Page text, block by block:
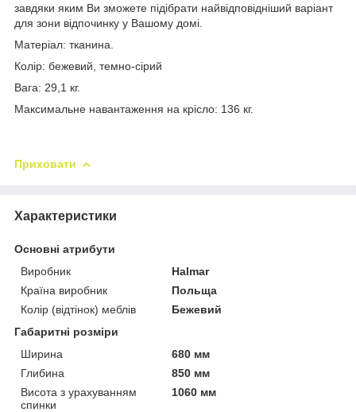
завдяки яким Ви зможете підібрати найвідповідніший варіант
для зони відпочинку у Вашому домі.
Матеріал: тканина.
Колір: бежевий, темно-сірий
Вага: 29,1 кг.
Максимальне навантаження на крісло: 136 кг.
Приховати
Характеристики
Основні атрибути
Виробник
Halmar
Країна виробник
Польща
Колір (відтінок) меблів
Бежевий
Габаритні розміри
Ширина
680 мм
Глибина
850 мм
Висота з урахуванням
спинки
1060 мм